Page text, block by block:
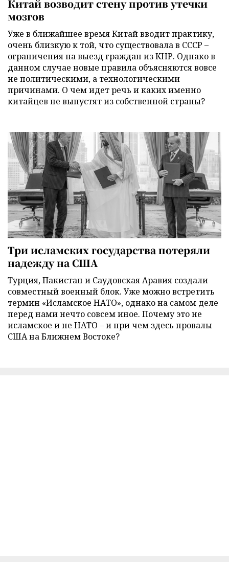
Китай возводит стену против утечки
мозгов
Уже в ближайшее время Китай вводит практику,
очень близкую к той, что существовала в СССР –
ограничения на выезд граждан из КНР. Однако в
данном случае новые правила объясняются вовсе
не политическими, а технологическими
причинами. О чем идет речь и каких именно
китайцев не выпустят из собственной страны?
Три исламских государства потеряли
надежду на США
Турция, Пакистан и Саудовская Аравия создали
совместный военный блок. Уже можно встретить
термин «Исламское НАТО», однако на самом деле
перед нами нечто совсем иное. Почему это не
исламское и не НАТО – и при чем здесь провалы
США на Ближнем Востоке?